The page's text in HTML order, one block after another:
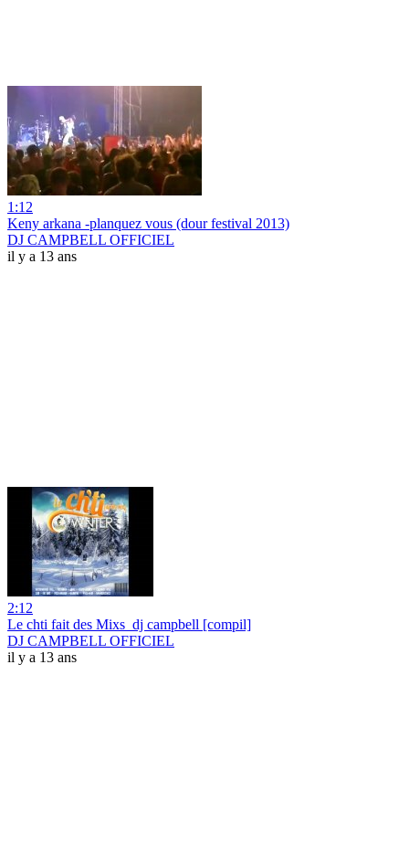
1:12
Keny arkana -planquez vous (dour festival 2013)
DJ CAMPBELL OFFICIEL
il y a 13 ans
2:12
Le chti fait des Mixs_dj campbell [compil]
DJ CAMPBELL OFFICIEL
il y a 13 ans